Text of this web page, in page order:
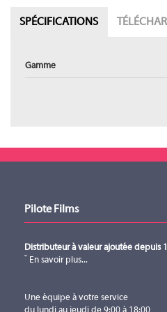
SPÉCIFICATIONS
Gamme
Catalogue
CLOUD
CS-C5B
CS-C5B
Pilote Films
Distributeur à valeur ajoutée depuis
En savoir plus...
Une équipe à votre service